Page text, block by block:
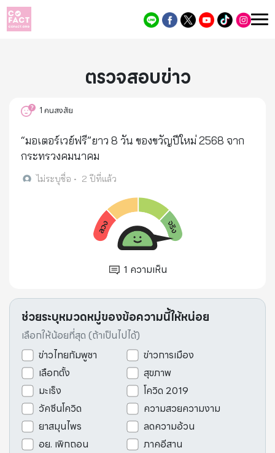
ตรวจสอบข่าว
1คนสงสัย
“มอเตอร์เวย์ฟรี”ยาว 8 วัน ของขวัญปีใหม่ 2568 จาก
กระทรวงคมนาคม
ไม่ระบุชื่อ • 2 ปีที่แล้ว
1 ความเห็น
ช่วยระบุหมวดหมู่ของข้อความนี้ให้หน่อย
เลือกให้น้อยที่สุด (ถ้าเป็นไปได้)
ข่าวไทยกัมพูชา
ข่าวการเมือง
เลือกตั้ง
สุขภาพ
มะเร็ง
โควิด 2019
วัคซีนโควิด
ความสวยความงาม
ยาสมุนไพร
ลดความอ้วน
อย. เพิกถอน
ภาคอีสาน